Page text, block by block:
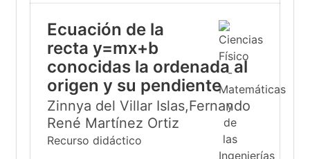
Ecuación de la
recta y=mx+b
conocidas la ordenada al
origen y su pendiente
Zinnya del Villar Islas,Fernando
René Martínez Ortiz
Recurso didáctico